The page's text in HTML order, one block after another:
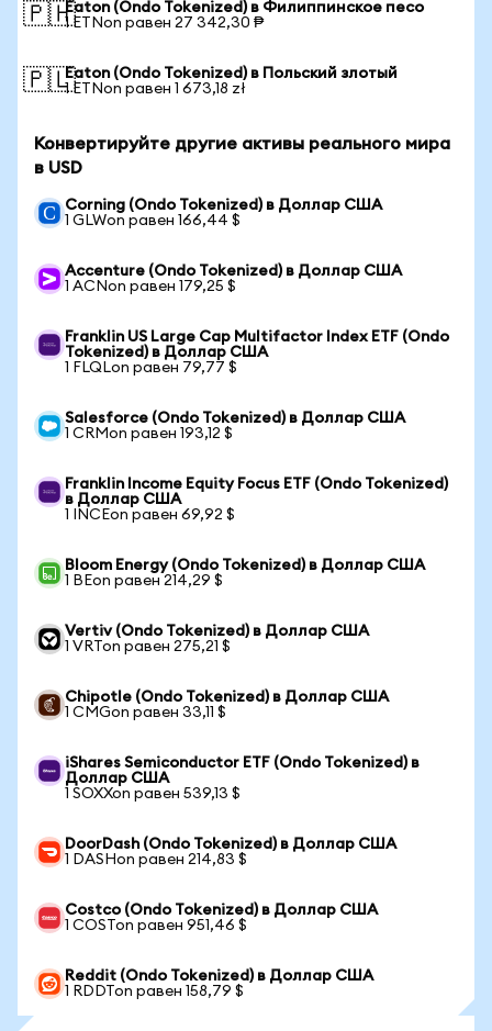
🇵🇭Eaton (Ondo Tokenized) в Филиппинское песо
1 ETNon равен 27 342,30 ₱
🇵🇱Eaton (Ondo Tokenized) в Польский злотый
1 ETNon равен 1 673,18 zł
Конвертируйте другие активы реального мира
в USD
Corning (Ondo Tokenized) в Доллар США
1 GLWon равен 166,44 $
Accenture (Ondo Tokenized) в Доллар США
1 ACNon равен 179,25 $
Franklin US Large Cap Multifactor Index ETF (Ondo
Tokenized) в Доллар США
1 FLQLon равен 79,77 $
Salesforce (Ondo Tokenized) в Доллар США
1 CRMon равен 193,12 $
Franklin Income Equity Focus ETF (Ondo Tokenized)
в Доллар США
1 INCEon равен 69,92 $
Bloom Energy (Ondo Tokenized) в Доллар США
1 BEon равен 214,29 $
Vertiv (Ondo Tokenized) в Доллар США
1 VRTon равен 275,21 $
Chipotle (Ondo Tokenized) в Доллар США
1 CMGon равен 33,11 $
iShares Semiconductor ETF (Ondo Tokenized) в
Доллар США
1 SOXXon равен 539,13 $
DoorDash (Ondo Tokenized) в Доллар США
1 DASHon равен 214,83 $
Costco (Ondo Tokenized) в Доллар США
1 COSTon равен 951,46 $
Reddit (Ondo Tokenized) в Доллар США
1 RDDTon равен 158,79 $